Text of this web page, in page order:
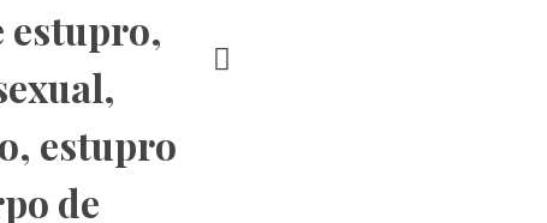
estupro,
,
, estupro
de